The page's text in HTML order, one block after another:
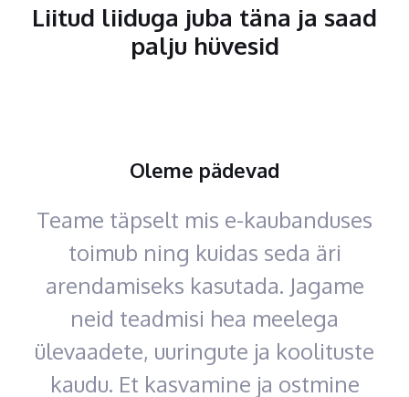
Liitud liiduga juba täna ja saad
palju hüvesid
Oleme pädevad
Teame täpselt mis e-kaubanduses
toimub ning kuidas seda äri
arendamiseks kasutada. Jagame
neid teadmisi hea meelega
ülevaadete, uuringute ja koolituste
kaudu. Et kasvamine ja ostmine